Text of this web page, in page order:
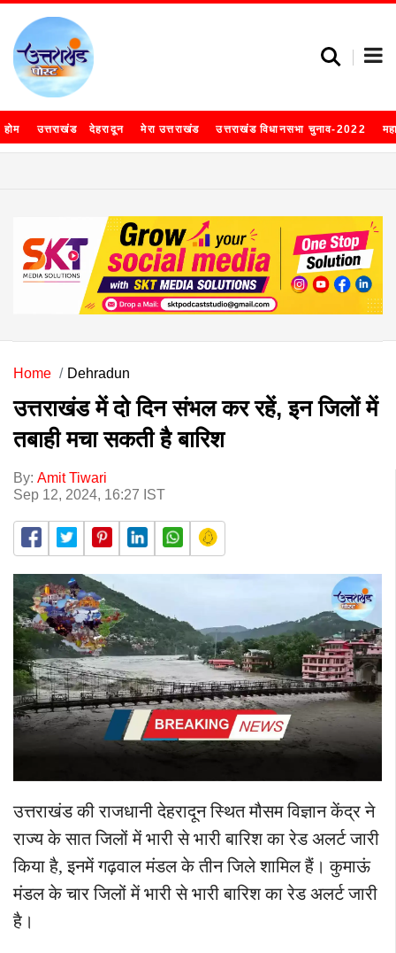
होम उत्तराखंड देहरादून मेरा उत्तराखंड उत्तराखंड विधानसभा चुनाव-2022
Home Dehradun
उत्तराखंड में दो दिन संभल कर रहें, इन जिलों में
तबाही मचा सकती है बारिश
By: Amit Tiwari
Sep 12, 2024, 16:27 IST
उत्तराखंड की राजधानी देहरादून स्थित मौसम विज्ञान केंद्र ने
राज्य के सात जिलों में भारी से भारी बारिश का रेड अलर्ट जारी
किया है, इनमें गढ़वाल मंडल के तीन जिले शामिल हैं। कुमाऊं
मंडल के चार जिलों में भारी से भारी बारिश का रेड अलर्ट जारी
है।